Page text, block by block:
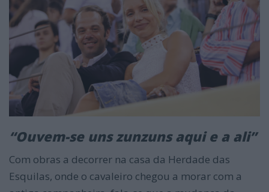
“Ouvem-se uns zunzuns aqui e a ali”
Com obras a decorrer na casa da Herdade das
Esquilas, onde o cavaleiro chegou a morar com a